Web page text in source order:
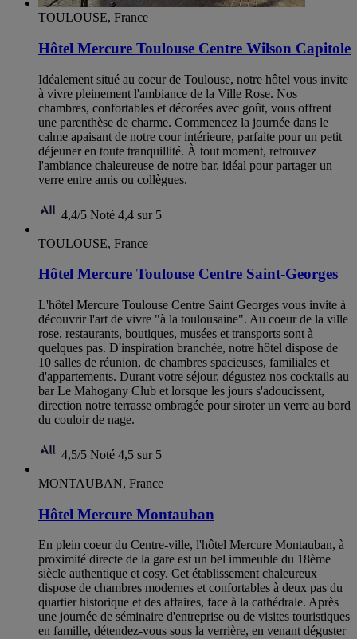
TOULOUSE, France
Hôtel Mercure Toulouse Centre Wilson Capitole
Idéalement situé au coeur de Toulouse, notre hôtel vous invite
à vivre pleinement l'ambiance de la Ville Rose. Nos
chambres, confortables et décorées avec goût, vous offrent
une parenthèse de charme. Commencez la journée dans le
calme apaisant de notre cour intérieure, parfaite pour un petit
déjeuner en toute tranquillité. À tout moment, retrouvez
l'ambiance chaleureuse de notre bar, idéal pour partager un
verre entre amis ou collègues.
4,4/5 Noté 4,4 sur 5
TOULOUSE, France
Hôtel Mercure Toulouse Centre Saint-Georges
L'hôtel Mercure Toulouse Centre Saint Georges vous invite à
découvrir l'art de vivre "à la toulousaine". Au coeur de la ville
rose, restaurants, boutiques, musées et transports sont à
quelques pas. D'inspiration branchée, notre hôtel dispose de
10 salles de réunion, de chambres spacieuses, familiales et
d'appartements. Durant votre séjour, dégustez nos cocktails au
bar Le Mahogany Club et lorsque les jours s'adoucissent,
direction notre terrasse ombragée pour siroter un verre au bord
du couloir de nage.
4,5/5 Noté 4,5 sur 5
MONTAUBAN, France
Hôtel Mercure Montauban
En plein coeur du Centre-ville, l'hôtel Mercure Montauban, à
proximité directe de la gare est un bel immeuble du 18ème
siècle authentique et cosy. Cet établissement chaleureux
dispose de chambres modernes et confortables à deux pas du
quartier historique et des affaires, face à la cathédrale. Après
une journée de séminaire d'entreprise ou de visites touristiques
en famille, détendez-vous sous la verrière, en venant déguster